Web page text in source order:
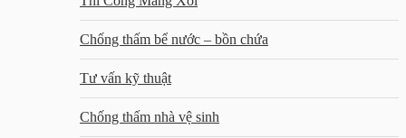
Chống thấm bể nước – bồn chứa
Tư vấn kỹ thuật
Chống thấm nhà vệ sinh